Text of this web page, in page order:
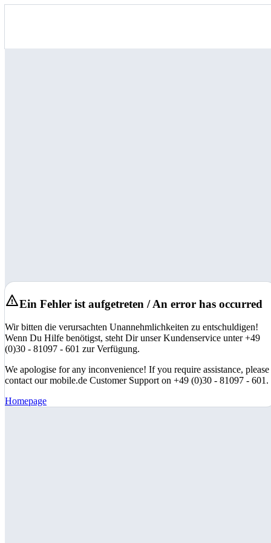
Ein Fehler ist aufgetreten / An error has occurred
Wir bitten die verursachten Unannehmlichkeiten zu entschuldigen!
Wenn Du Hilfe benötigst, steht Dir unser Kundenservice unter +49
(0)30 - 81097 - 601 zur Verfügung.
We apologise for any inconvenience! If you require assistance, please
contact our mobile.de Customer Support on +49 (0)30 - 81097 - 601.
Homepage